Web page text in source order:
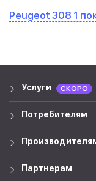
Peugeot 308 1
Услуги СКОРО
Потребителям
Партнерам